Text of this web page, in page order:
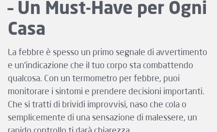
– Un Must-Have per Ogni
Casa
La febbre è spesso un primo segnale di avvertimento
e un’indicazione che il tuo corpo sta combattendo
qualcosa. Con un termometro per febbre, puoi
monitorare i sintomi e prendere decisioni importanti.
Che si tratti di brividi improvvisi, naso che cola o
semplicemente di una sensazione di malessere, un